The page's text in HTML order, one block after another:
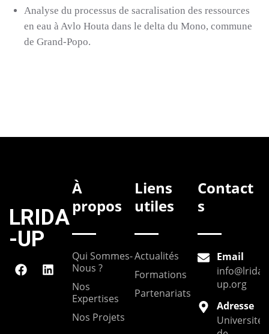
Analyse du processus de sacralisation des ressources
en eau à Avlo Houta dans le delta du Mono, commune
de Grand-Popo.
LRIDA
-UP
À
propos
Qui Sommes-
Nous ?
Nos
Expertises
Nos Projets
Liens
utiles
Actualités
Formations
Partenariats
Contact
s
Email
info@lrida-
up.org
Adresse
Université